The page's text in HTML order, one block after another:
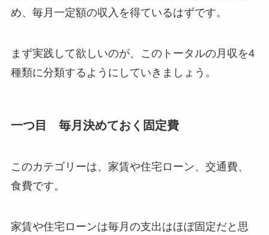
め、毎月一定額の収入を得ているはずです。
まず実践して欲しいのが、このトータルの月収を4
種類に分類するようにしていきましょう。
一つ目 毎月決めておく固定費
このカテゴリーは、家賃や住宅ローン、交通費、
食費です。
家賃や住宅ローンは毎月の支出はほぼ固定だと思